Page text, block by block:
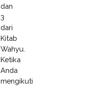
dan
3
dari
Kitab
Wahyu.
Ketika
Anda
mengikuti